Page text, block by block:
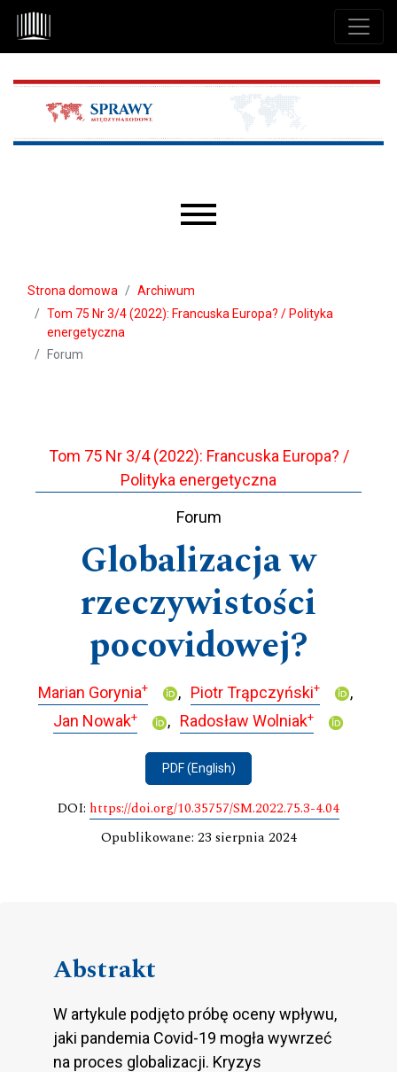
Przejdź do głównego menu
Przejdź do sekcji głównej
Przejdź do stopki
Strona domowa
Archiwum
Tom 75 Nr 3/4 (2022): Francuska Europa? / Polityka
energetyczna
Forum
Tom 75 Nr 3/4 (2022): Francuska Europa? /
Polityka energetyczna
Forum
Globalizacja w
rzeczywistości
pocovidowej?
Marian Gorynia+ Piotr Trąpczyński+
Jan Nowak+ Radosław Wolniak+
PDF (English)
DOI: https://doi.org/10.35757/SM.2022.75.3-4.04
Opublikowane: 23 sierpnia 2024
Abstrakt
W artykule podjęto próbę oceny wpływu,
jaki pandemia Covid-19 mogła wywrzeć
na proces globalizacji. Kryzys